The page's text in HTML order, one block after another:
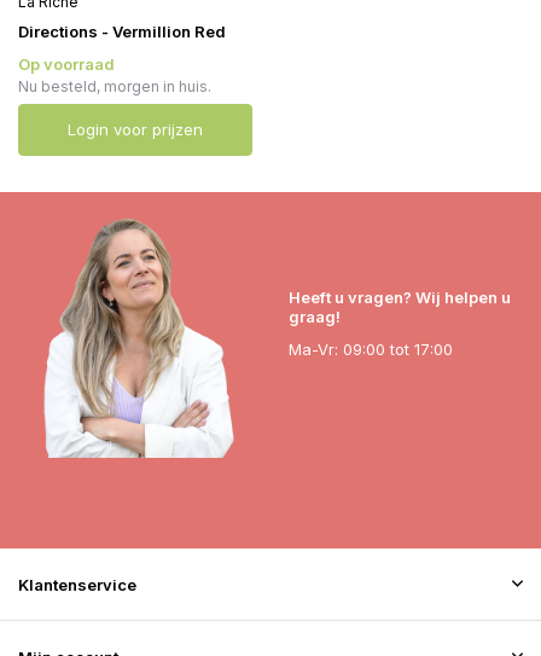
Directions - Vermillion Red
Op voorraad
Nu besteld, morgen in huis.
Login voor prijzen
Heeft u vragen? Wij helpen u
graag!
Ma-Vr: 09:00 tot 17:00
Klantenservice